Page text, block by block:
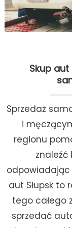
Skup
Sprzedaż
i
regionu
odpowiadając
aut Słupsk to
tego całego
sprzedać